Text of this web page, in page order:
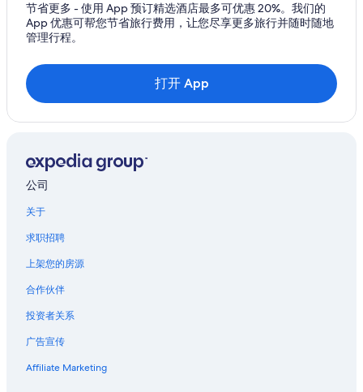
节省更多 - 使用 App 预订精选酒店最多可优惠 20%。我们的
App 优惠可帮您节省旅行费用，让您尽享更多旅行并随时随地
管理行程。
打开 App
公司
关于
求职招聘
上架您的房源
合作伙伴
投资者关系
广告宣传
Affiliate Marketing